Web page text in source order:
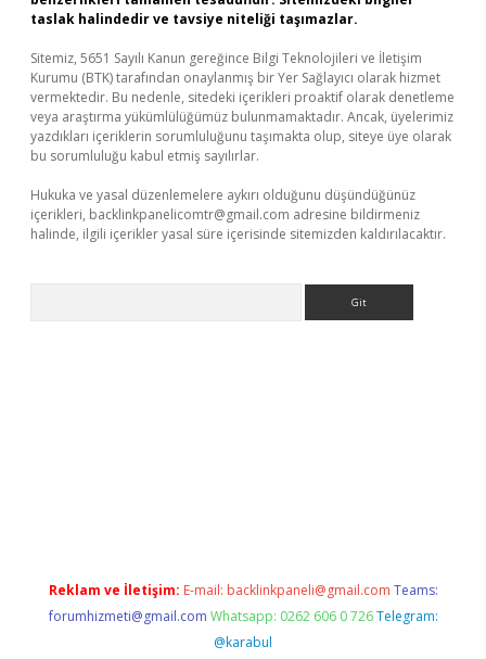
taslak halindedir ve tavsiye niteliği taşımazlar.
Sitemiz, 5651 Sayılı Kanun gereğince Bilgi Teknolojileri ve İletişim
Kurumu (BTK) tarafından onaylanmış bir Yer Sağlayıcı olarak hizmet
vermektedir. Bu nedenle, sitedeki içerikleri proaktif olarak denetleme
veya araştırma yükümlülüğümüz bulunmamaktadır. Ancak, üyelerimiz
yazdıkları içeriklerin sorumluluğunu taşımakta olup, siteye üye olarak
bu sorumluluğu kabul etmiş sayılırlar.
Hukuka ve yasal düzenlemelere aykırı olduğunu düşündüğünüz
içerikleri, backlinkpanelicomtr@gmail.com adresine bildirmeniz
halinde, ilgili içerikler yasal süre içerisinde sitemizden kaldırılacaktır.
Reklam ve İletişim: E-mail: backlinkpaneli@gmail.com Teams:
forumhizmeti@gmail.com Whatsapp: 0262 606 0 726 Telegram:
@karabul